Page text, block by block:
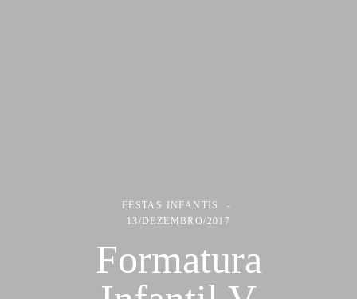
FESTAS INFANTIS
13/DEZEMBRO/2017
Formatura